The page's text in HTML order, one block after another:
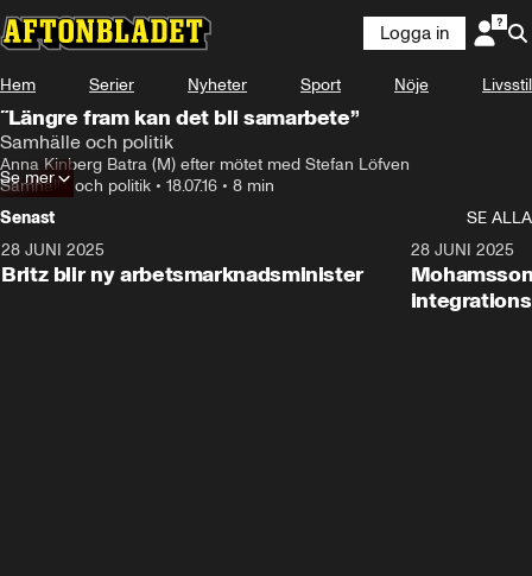
Logga in
Hem Serier Nyheter Sport Nöje Livsstil
˝Längre fram kan det bli samarbete”
Samhälle och politik
Anna Kinberg Batra (M) efter mötet med Stefan Löfven
Samhälle och politik • 18.07.16 • 8 min
Se mer
Senast
SE ALLA
28 JUNI 2025
Britz blir ny arbetsmarknadsminister
28 JUNI 2025